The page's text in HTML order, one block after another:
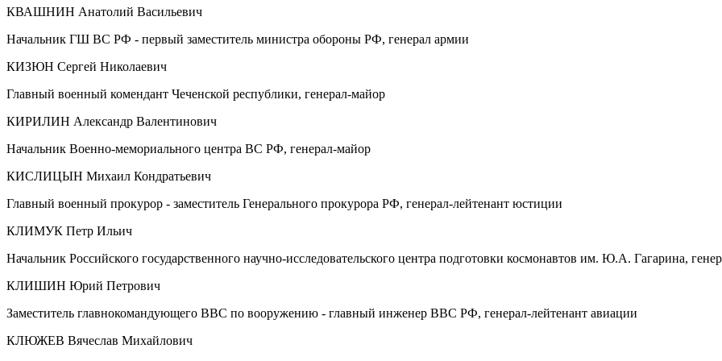
КВАШНИН Анатолий Васильевич
Начальник ГШ ВС РФ - первый заместитель министра обороны РФ, генерал армии
КИЗЮН Сергей Николаевич
Главный военный комендант Чеченской республики, генерал-майор
КИРИЛИН Александр Валентинович
Начальник Военно-мемориального центра ВС РФ, генерал-майор
КИСЛИЦЫН Михаил Кондратьевич
Главный военный прокурор - заместитель Генерального прокурора РФ, генерал-лейтенант юстиции
КЛИМУК Петр Ильич
Начальник Российского государственного научно-исследовательского центра подготовки космонавтов им. Ю.А. Гагарина,
КЛИШИН Юрий Петрович
Заместитель главнокомандующего ВВС по вооружению - главный инженер ВВС РФ, генерал-лейтенант авиации
КЛЮЖЕВ Вячеслав Михайлович